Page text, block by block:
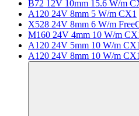
B72 12V 10mm 15.6 W/m
A120 24V 8mm 5 W/m CX1
X528 24V 8mm 6 W/m
M160 24V 4mm 10 W/m
A120 24V 5mm 10 W/m CX1
A120 24V 8mm 10 W/m CX1